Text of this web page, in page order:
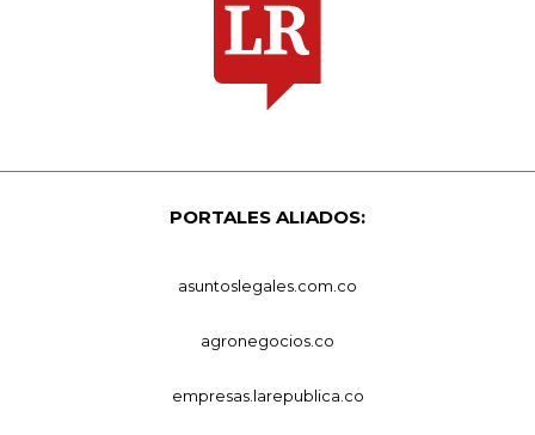
PORTALES ALIADOS:
asuntoslegales.com.co
agronegocios.co
empresas.larepublica.co